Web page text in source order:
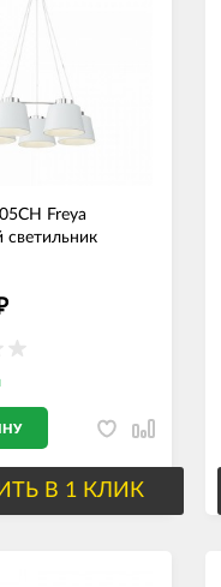
Freya
светильник
В 1 КЛИК